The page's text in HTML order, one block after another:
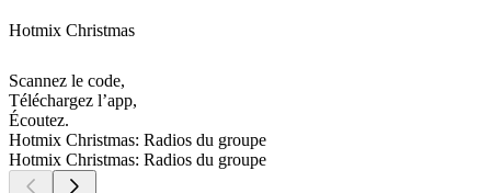
Hotmix Christmas
Scannez le code,
Téléchargez l’app,
Écoutez.
Hotmix Christmas: Radios du groupe
Hotmix Christmas: Radios du groupe